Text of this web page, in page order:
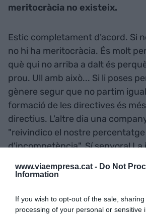
www.viaempresa.cat - Do Not
Information
If you wish to opt-out of the sale,
processing of your personal or sensitive
meritocràcia no existeix.
Estic completament d’acord. Si
no hi ha meritocràcia. És molt
què qui no arriba a dalt és
prou. Ull amb això... Si li poses
gènere segur que no partim
formació de les directives és
directius. L'altre dia una
"reivindico el nostre percentatge
d'incompetència". Sí senyora!
quan tinguem una dona
direcció, sense que mediocre
"La igualtat